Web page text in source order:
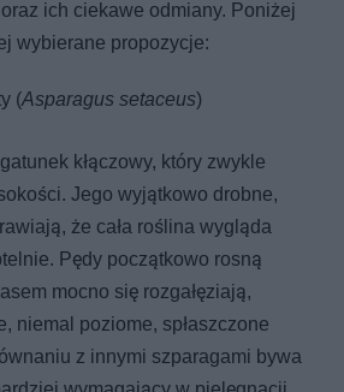
oraz ich ciekawe odmiany. Poniżej
wybierane propozycje:
(Asparagus setaceus)
kłączowy, który zwykle
Jego wyjątkowo drobne,
że cała roślina wygląda
Pędy początkowo rosną
mocno się rozgałęziają,
niemal poziome, spłaszczone
z innymi szparagami bywa